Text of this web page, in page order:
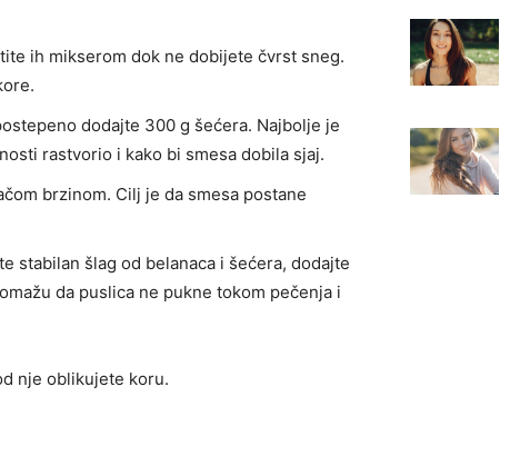
ih mikserom dok ne dobijete čvrst sneg.
dodajte 300 g šećera. Najbolje je
rastvorio i kako bi smesa dobila sjaj.
brzinom. Cilj je da smesa postane
stabilan šlag od belanaca i šećera, dodajte
da puslica ne pukne tokom pečenja i
nje oblikujete koru.